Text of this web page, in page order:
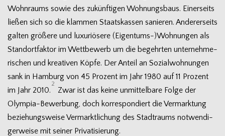
Wohn­raums sowie des zukünf­ti­gen Woh­nungs­baus. Einer­seits
lie­ßen sich so die klam­men Staats­kas­sen sanie­ren. Ande­rer­seits
gal­ten grö­ßere und luxu­riö­sere (Eigentums-)Wohnungen als
Stand­ort­fak­tor im Wett­be­werb um die begehr­ten unter­neh­me­
ri­schen und krea­ti­ven Köpfe. Der Anteil an Sozi­al­woh­nun­gen
sank in Ham­burg von 45 Pro­zent im Jahr 1980 auf 11 Pro­zent
im Jahr 2010.
2
Zwar ist das keine unmit­tel­bare Folge der
Olympia-Bewerbung, doch kor­re­spon­diert die Ver­mark­tung
bezie­hungs­weise Ver­markt­li­chung des Stadt­raums not­wen­di­
ger­weise mit sei­ner Privatisierung.